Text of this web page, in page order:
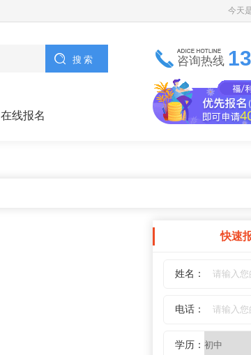
今天
咨询热线
在线报名
快速
姓名：
电话：
学历：